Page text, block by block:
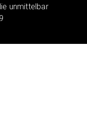
unmittelbar